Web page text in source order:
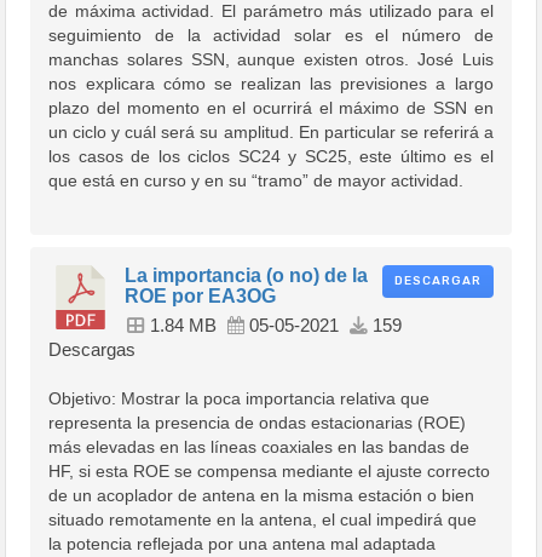
de máxima actividad. El parámetro más utilizado para el
seguimiento de la actividad solar es el número de
manchas solares SSN, aunque existen otros. José Luis
nos explicara cómo se realizan las previsiones a largo
plazo del momento en el ocurrirá el máximo de SSN en
un ciclo y cuál será su amplitud. En particular se referirá a
los casos de los ciclos SC24 y SC25, este último es el
que está en curso y en su “tramo” de mayor actividad.
DESCARGAR
La importancia (o no) de la
ROE por EA3OG
1.84 MB 05-05-2021
159
Descargas
Objetivo: Mostrar la poca importancia relativa que
representa la presencia de ondas estacionarias (ROE)
más elevadas en las líneas coaxiales en las bandas de
HF, si esta ROE se compensa mediante el ajuste correcto
de un acoplador de antena en la misma estación o bien
situado remotamente en la antena, el cual impedirá que
la potencia reflejada por una antena mal adaptada